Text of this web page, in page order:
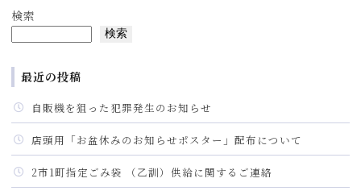
検索
検索
最近の投稿
自販機を狙った犯罪発生のお知らせ
店頭用「お盆休みのお知らせポスター」配布について
2市1町指定ごみ袋 （乙訓）供給に関するご連絡